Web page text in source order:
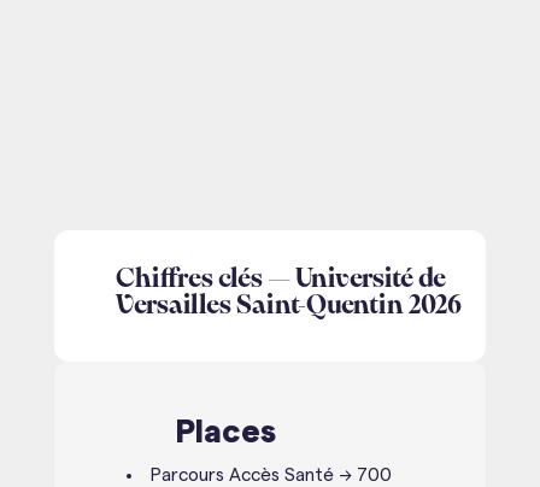
Chiffres clés — Université de
Versailles Saint-Quentin 2026
Places
Parcours Accès Santé → 700